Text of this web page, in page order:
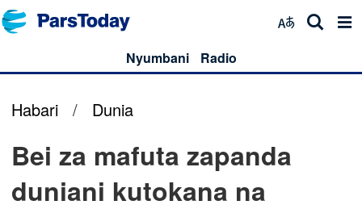
Nyumbani Radio
Habari / Dunia
Bei za mafuta zapanda
duniani kutokana na